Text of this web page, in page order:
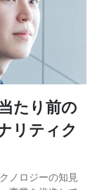
たり前の
リティク
ノロジーの知見